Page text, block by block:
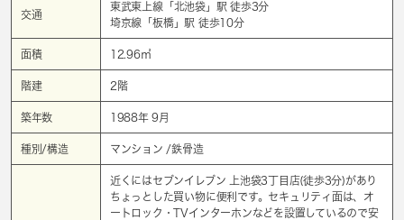
交通
東武東上線「 北池袋」駅 徒歩3分
埼京線「 板橋」駅 徒歩10分
面積 12.96㎡
階建 2階
築年数 1988年 9月
種別/構造 マンション /鉄骨造
近くにはセブンイレブン 上池袋3丁目店(徒歩3分)があり
ちょっとした買い物に便利です。セキュリティ面は、オ
ートロック・TVインターホンなどを設置しているので安